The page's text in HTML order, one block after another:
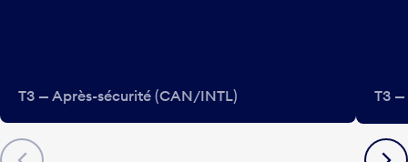
Précédent
T3 — Après-sécurité (CAN/INTL) T3